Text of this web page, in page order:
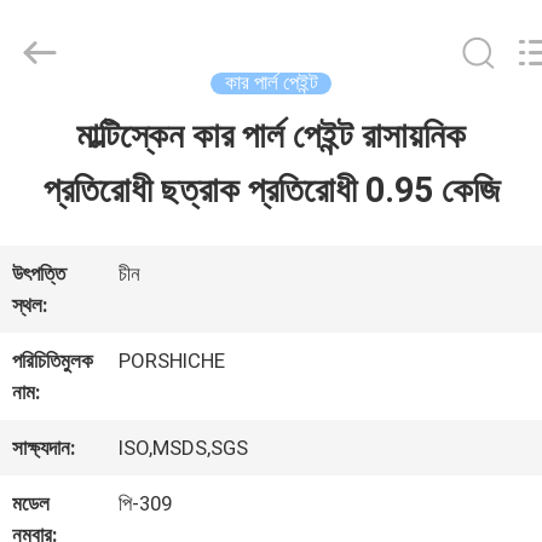
ভিডিও
আমাদের
সম্পর্কে
Chemical
কার পার্ল পেইন্ট
মাল্টিস্কেন কার পার্ল পেইন্ট রাসায়নিক
প্রতিরোধী ছত্রাক প্রতিরোধী 0.95 কেজি
উৎপত্তি
স্থল:
চীন
পরিচিতিমুলক
নাম:
PORSHICHE
সাক্ষ্যদান: ISO,MSDS,SGS
মডেল
নম্বার:
পি-309